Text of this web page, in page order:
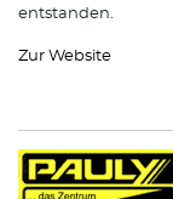
entstanden.
Zur Website